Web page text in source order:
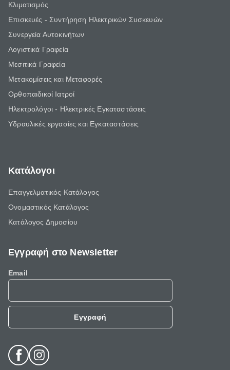
Κλιματισμός
Επισκευές - Συντήρηση Ηλεκτρικών Συσκευών
Συνεργεία Αυτοκινήτων
Λογιστικά Γραφεία
Μεσιτικά Γραφεία
Μετακομίσεις και Μεταφορές
Ορθοπαιδικοί Ιατροί
Ηλεκτρολόγοι - Ηλεκτρικές Εγκαταστάσεις
Υδραυλικές εργασίες και Εγκαταστάσεις
Κατάλογοι
Επαγγελματικός Κατάλογος
Ονομαστικός Κατάλογος
Κατάλογος Δημοσίου
Εγγραφή στο Newsletter
Email
Εγγραφή